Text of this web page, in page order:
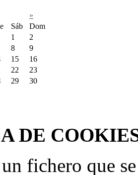
»
Sáb
Dom
1
2
8
9
15
16
22
23
29
30
DE
fichero que